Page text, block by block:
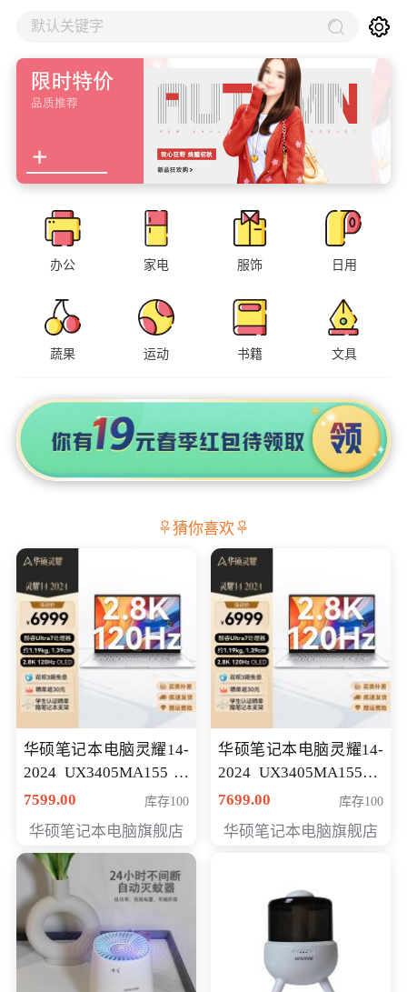
默认关键字
办公 家电 服饰 日用
蔬果 运动 书籍 文具
猜你喜欢
华硕笔记本电脑灵耀14-
2024 UX3405MA155冰
川银 oled 智慧轻薄本 会
7599.00 库存100
华硕笔记本电脑旗舰店
华硕笔记本电脑灵耀14-
2024 UX3405MA155夜
空蓝 oled 智慧轻薄本 会
7699.00 库存100
华硕笔记本电脑旗舰店